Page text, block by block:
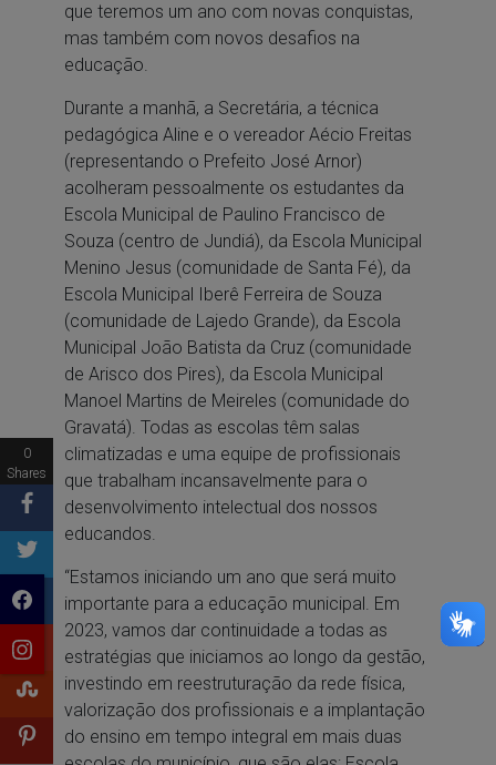
que teremos um ano com novas conquistas,
mas também com novos desafios na
educação.
Durante a manhã, a Secretária, a técnica
pedagógica Aline e o vereador Aécio Freitas
(representando o Prefeito José Arnor)
acolheram pessoalmente os estudantes da
Escola Municipal de Paulino Francisco de
Souza (centro de Jundiá), da Escola Municipal
Menino Jesus (comunidade de Santa Fé), da
Escola Municipal Iberê Ferreira de Souza
(comunidade de Lajedo Grande), da Escola
Municipal João Batista da Cruz (comunidade
de Arisco dos Pires), da Escola Municipal
Manoel Martins de Meireles (comunidade do
Gravatá). Todas as escolas têm salas
climatizadas e uma equipe de profissionais
que trabalham incansavelmente para o
desenvolvimento intelectual dos nossos
educandos.
“Estamos iniciando um ano que será muito
importante para a educação municipal. Em
2023, vamos dar continuidade a todas as
estratégias que iniciamos ao longo da gestão,
investindo em reestruturação da rede física,
valorização dos profissionais e a implantação
do ensino em tempo integral em mais duas
0
Shares